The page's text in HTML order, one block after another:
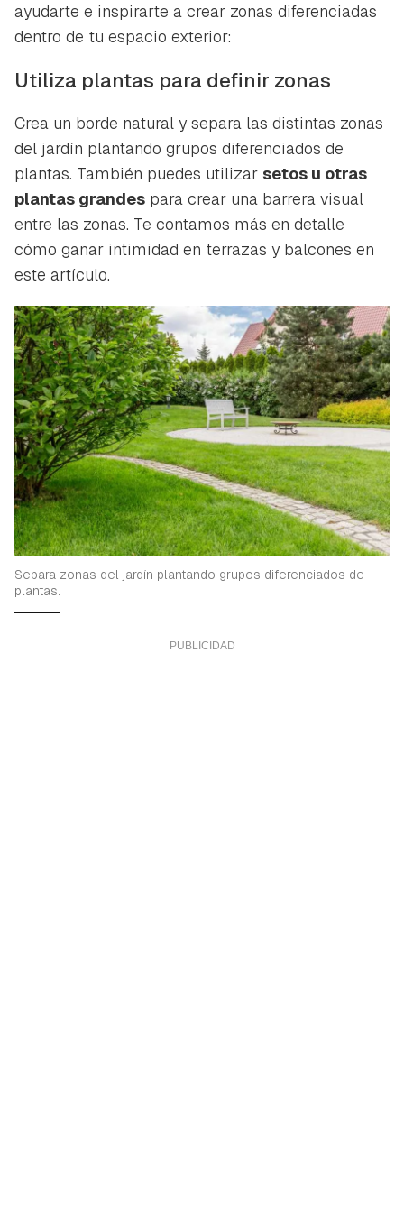
ayudarte e inspirarte a crear zonas diferenciadas
dentro de tu espacio exterior:
Utiliza plantas para definir zonas
Crea un borde natural y separa las distintas zonas
del jardín plantando grupos diferenciados de
plantas. También puedes utilizar setos u otras
plantas grandes para crear una barrera visual
entre las zonas. Te contamos más en detalle
cómo ganar intimidad en terrazas y balcones en
este artículo.
Separa zonas del jardín plantando grupos diferenciados de
plantas.